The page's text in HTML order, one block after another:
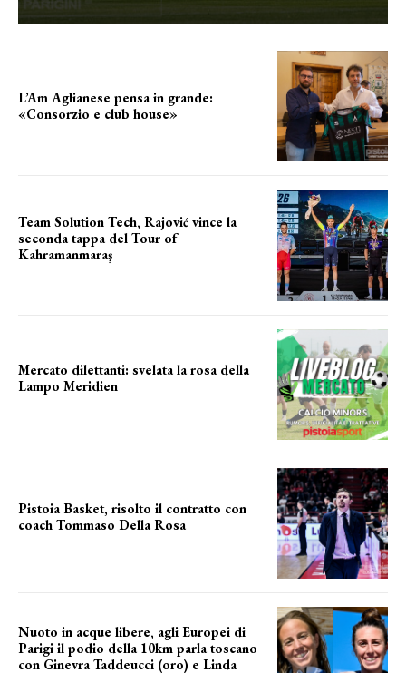
L’Am Aglianese pensa in grande:
«Consorzio e club house»
Team Solution Tech, Rajović vince la
seconda tappa del Tour of
Kahramanmaraş
Mercato dilettanti: svelata la rosa della
Lampo Meridien
Pistoia Basket, risolto il contratto con
coach Tommaso Della Rosa
Nuoto in acque libere, agli Europei di
Parigi il podio della 10km parla toscano
con Ginevra Taddeucci (oro) e Linda